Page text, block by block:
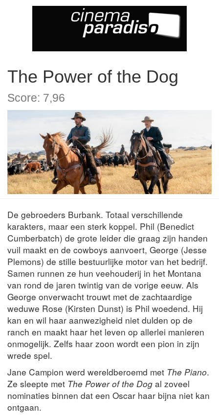
The Power of the Dog
Score: 7,96
De gebroeders Burbank. Totaal verschillende
karakters, maar een sterk koppel. Phil (Benedict
Cumberbatch) de grote leider die graag zijn handen
vuil maakt en de cowboys aanvoert, George (Jesse
Plemons) de stille bestuurlijke motor van het bedrijf.
Samen runnen ze hun veehouderij in het Montana
van rond de jaren twintig van de vorige eeuw. Als
George onverwacht trouwt met de zachtaardige
weduwe Rose (Kirsten Dunst) is Phil woedend. Hij
kan en wil haar aanwezigheid niet dulden op de
ranch en maakt haar het leven op allerlei manieren
onmogelijk. Zelfs haar zoon wordt een pion in zijn
wrede spel.
Jane Campion werd wereldberoemd met The Piano.
Ze sleepte met The Power of the Dog al zoveel
nominaties binnen dat een Oscar haar bijna niet kan
ontgaan.